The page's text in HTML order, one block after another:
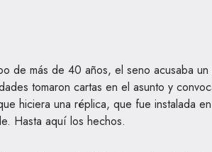
de más de 40 años, el seno acusaba
tomaron cartas en el asunto y
hiciera una réplica, que fue instalada
Hasta aquí los hechos.